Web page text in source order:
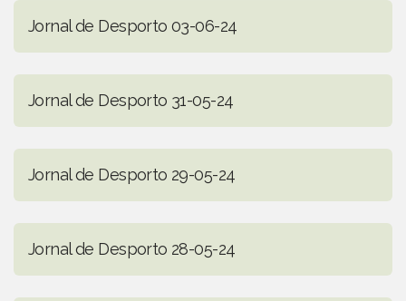
Jornal de Desporto 03-06-24
Jornal de Desporto 31-05-24
Jornal de Desporto 29-05-24
Jornal de Desporto 28-05-24